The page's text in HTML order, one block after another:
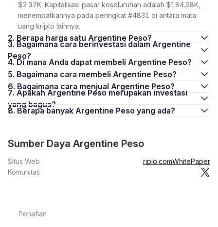
$2.37K. Kapitalisasi pasar keseluruhan adalah $184.98K,
menempatkannya pada peringkat #4831 di antara mata
uang kripto lainnya.
2. Berapa harga satu Argentine Peso?
3. Bagaimana cara berinvestasi dalam Argentine
Peso?
4. Di mana Anda dapat membeli Argentine Peso?
5. Bagaimana cara membeli Argentine Peso?
6. Bagaimana cara menjual Argentine Peso?
7. Apakah Argentine Peso merupakan investasi
yang bagus?
8. Berapa banyak Argentine Peso yang ada?
Sumber Daya Argentine Peso
Situs Web ripio.comWhitePaper
Komunitas
Penafian